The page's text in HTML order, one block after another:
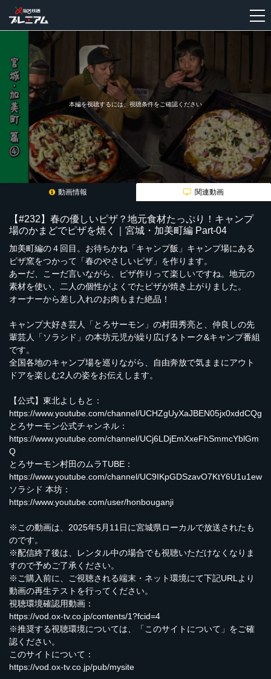
本編を視聴するには、視聴条件をご確認ください
動画情報 関連動画
【#232】春の優しいピザ？地元食材たっぷり！キャンプ
場のかまどでピザを焼く｜宮城・加美町編 Part-04
加美町編の４回目。お待ちかね「キャンプ飯」キャンプ場にある
ピザ窯をつかって「春のやさしいピザ」を作ります。
あーだ、こーだ言いながら、ピザ作りって楽しいですね。地元の
素材を使い、二人の個性がよくでたピザが焼き上がりました。
オーナーから差し入れのお肉もまた絶品！
キャンプ大好き芸人「とろサーモン」の村田秀亮と、仲良しの先
輩芸人「ソラシド」の本坊元児が繰り広げるトーク&キャンプ番組
です。
全国各地のキャンプ場を巡りながら、自由奔放で気ままにアウト
ドアを楽しむ2人の姿をお伝えします。
【公式】東北よしもと：
https://www.youtube.com/channel/UCHZgUyXaJBEN05jx0xddCQg
とろサーモン公式チャンネル：
https://www.youtube.com/channel/UCj6LDjEmXxeFhSmmcYblGm
Q
とろサーモン村田のムラTUBE：
https://www.youtube.com/channel/UC9IKpGDSzavO7KtY6U1u1ew
ソラシド 本坊：
https://www.youtube.com/user/honbouganji
※この動画は、2025年5月11日に宮城県ローカルで放送されたも
のです。
※配信終了後は、レンタル中の場合でも視聴いただけなくなりま
すので予めご了承ください。
※ご購入前に、ご視聴される端末・ネット環境にて下記URLより
動画の再生テストを行ってください。
視聴環境確認用動画：
https://vod.ox-tv.co.jp/contents/1?fcid=4
※推奨する視聴環境については、「このサイトについて」をご確
認ください。
このサイトについて：
https://vod.ox-tv.co.jp/pub/mysite